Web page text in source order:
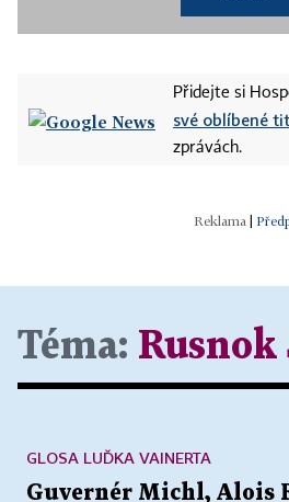
Přidejte si
své oblíbené
zprávách.
Téma:
Guvernér Michl, Alois
GLOSA LUĎKA VAINERTA